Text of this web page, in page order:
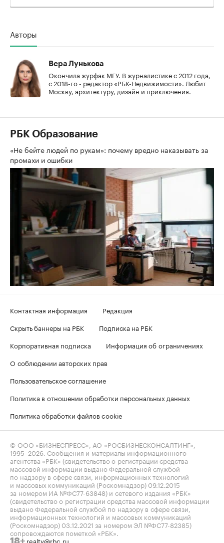
Авторы
Вера Лунькова
Окончила журфак МГУ. В журналистике с 2012 года,
с 2018-го - редактор «РБК-Недвижимости». Любит
Москву, архитектуру, дизайн и приключения.
РБК Образование
«Не бейте людей по рукам»: почему вредно наказывать за
промахи и ошибки
Контактная информация
Редакция
Скрыть баннеры на РБК
Подписка на РБК
Корпоративная подписка
Информация об ограничениях
О соблюдении авторских прав
Пользовательское соглашение
Политика в отношении обработки персональных данных
Политика обработки файлов cookie
© ООО «БИЗНЕСПРЕСС», АО «РОСБИЗНЕСКОНСАЛТИНГ»,
1995–2026 . Сообщения и материалы информационного
агентства «РБК» (свидетельство о регистрации средства
массовой информации выдано Федеральной службой
по надзору в сфере связи, информационных технологий
и массовых коммуникаций (Роскомнадзор) 09.12.2015
за номером ИА №ФС77-63848) и сетевого издания «РБК»
(свидетельство о регистрации средства массовой информации
выдано Федеральной службой по надзору в сфере связи,
информационных технологий и массовых коммуникаций
(Роскомнадзор) 03.12.2021 за номером ЭЛ №ФС77-82385)
сопровождаются пометкой «РБК».
18+ realty@rbc.ru